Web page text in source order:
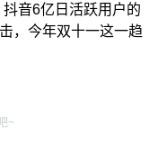
音6亿日活跃用户的
，今年双十一这一趋
~